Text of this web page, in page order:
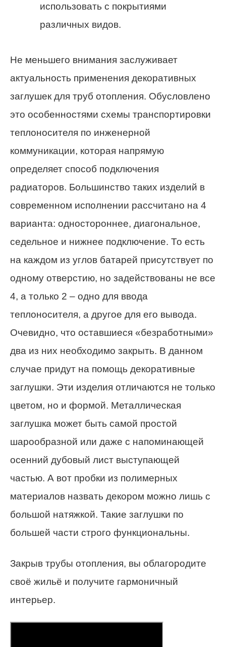
использовать с покрытиями
различных видов.
Не меньшего внимания заслуживает
актуальность применения декоративных
заглушек для труб отопления. Обусловлено
это особенностями схемы транспортировки
теплоносителя по инженерной
коммуникации, которая напрямую
определяет способ подключения
радиаторов. Большинство таких изделий в
современном исполнении рассчитано на 4
варианта: одностороннее, диагональное,
седельное и нижнее подключение. То есть
на каждом из углов батарей присутствует по
одному отверстию, но задействованы не все
4, а только 2 – одно для ввода
теплоносителя, а другое для его вывода.
Очевидно, что оставшиеся «безработными»
два из них необходимо закрыть. В данном
случае придут на помощь декоративные
заглушки. Эти изделия отличаются не только
цветом, но и формой. Металлическая
заглушка может быть самой простой
шарообразной или даже с напоминающей
осенний дубовый лист выступающей
частью. А вот пробки из полимерных
материалов назвать декором можно лишь с
большой натяжкой. Такие заглушки по
большей части строго функциональны.
Закрыв трубы отопления, вы облагородите
своё жильё и получите гармоничный
интерьер.